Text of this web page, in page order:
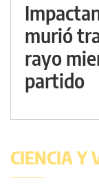
murió
rayo
partido
CIENCIA Y